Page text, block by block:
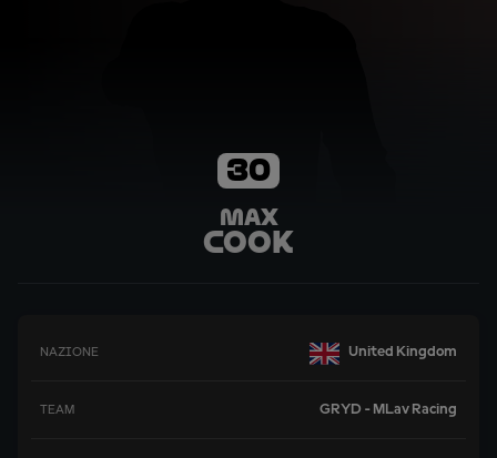
30
Max
Cook
NAZIONE United Kingdom
TEAM GRYD - MLav Racing